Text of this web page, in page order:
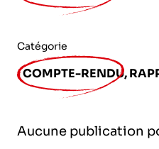
développement
INED – Institut national
démographiques
l’exploitation de la mer
ADHÉRER
Catégorie
COMPTE-RENDU,
Aucune publication